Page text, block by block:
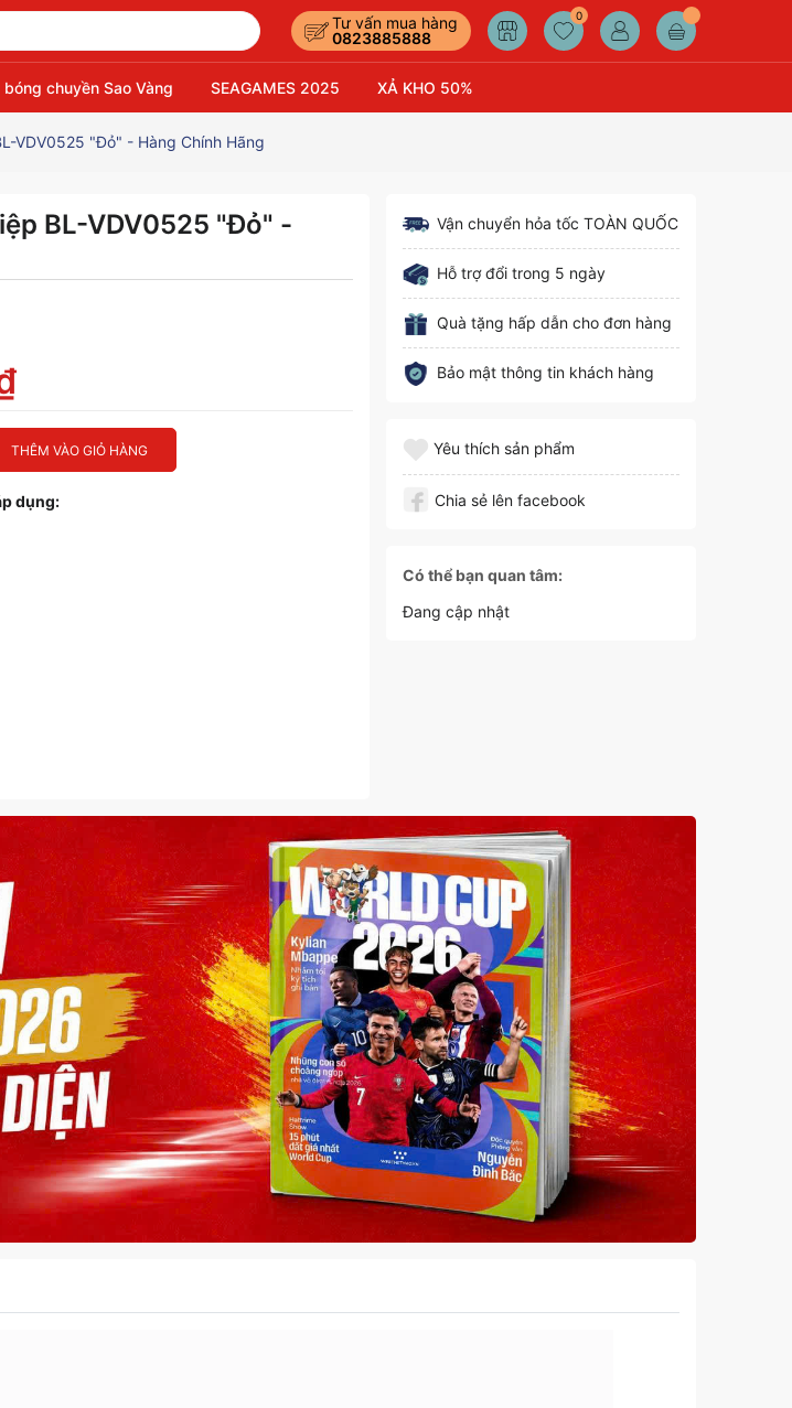
Tư vấn mua hàng
0823885888
0
bóng chuyền Sao Vàng SEAGAMES 2025 XẢ KHO 50%
VDV0525 "Đỏ" - Hàng Chính Hãng
BL-VDV0525 "Đỏ" -
THÊM VÀO GIỎ HÀNG
dụng:
Vận chuyển hỏa tốc TOÀN QUỐC
Hỗ trợ đổi trong 5 ngày
Quà tặng hấp dẫn cho đơn hàng
Bảo mật thông tin khách hàng
Yêu thích sản phẩm
Chia sẻ lên facebook
Có thể bạn quan tâm:
Đang cập nhật